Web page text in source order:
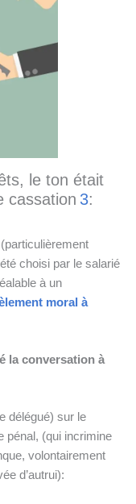
le ton était
cassation 3:
choisi par le salarié
à un
moral à
la conversation à
délégué) sur le
pénal, (qui incrimine
volontairement
d’autrui):